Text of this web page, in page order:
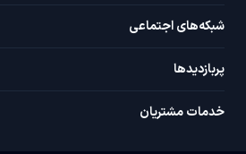
شبکه‌های اجتماعی
تلگرام
پربازدید‌ها
PVC سفید
خدمات مشتریان